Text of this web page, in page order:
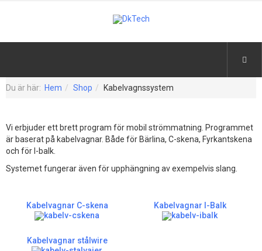
Du är här: Hem Shop Kabelvagnssystem
Vi erbjuder ett brett program för mobil strömmatning. Programmet
är baserat på kabelvagnar. Både för Bärlina, C-skena, Fyrkantskena
och för I-balk.
Systemet fungerar även för upphängning av exempelvis slang.
Kabelvagnar C-skena Kabelvagnar I-Balk
Kabelvagnar stålwire